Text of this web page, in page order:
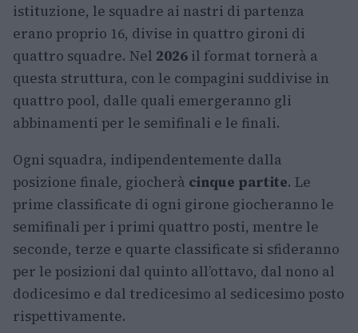
istituzione, le squadre ai nastri di partenza
erano proprio 16, divise in quattro gironi di
quattro squadre. Nel 2026 il format tornerà a
questa struttura, con le compagini suddivise in
quattro pool, dalle quali emergeranno gli
abbinamenti per le semifinali e le finali.
Ogni squadra, indipendentemente dalla
posizione finale, giocherà cinque partite. Le
prime classificate di ogni girone giocheranno le
semifinali per i primi quattro posti, mentre le
seconde, terze e quarte classificate si sfideranno
per le posizioni dal quinto all’ottavo, dal nono al
dodicesimo e dal tredicesimo al sedicesimo posto
rispettivamente.